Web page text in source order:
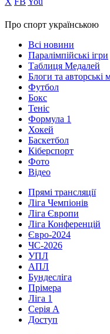
Про спорт українською
Всі новини
Паралімпійські ігри
Таблиця Медалей
Блоги та авторські
Футбол
Бокс
Теніс
Формула 1
Хокей
Баскетбол
Кіберспорт
Фото
Відео
Прямі трансляції
Ліга Чемпіонів
Ліга Європи
Ліга Конференцій
Євро-2024
ЧС-2026
УПЛ
АПЛ
Бундесліга
Прімера
Ліга 1
Серія А
Доступ